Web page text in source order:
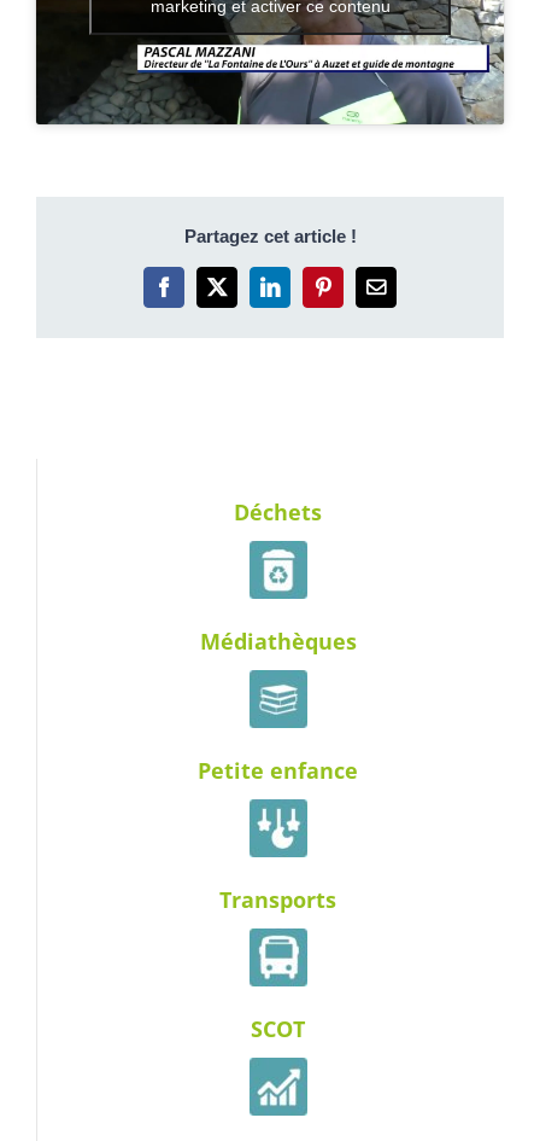
marketing et activer ce contenu
Partagez cet article !
Facebook
X LinkedInPinterestEmail
Déchets
Médiathèques
Petite enfance
Transports
SCOT